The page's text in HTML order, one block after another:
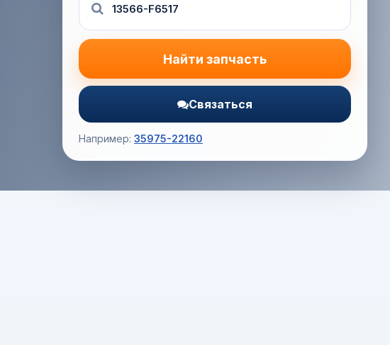
Найти запчасть
Связаться
Например: 35975-22160